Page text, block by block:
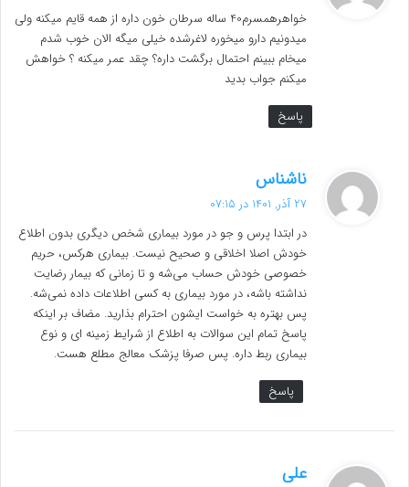
خواهرهمسرم40 ساله سرطان خون داره از همه قایم میکنه ولی
میدونیم دارو میخوره لاغرشده خیلی میگه الان خوب شدم
میخام ببینم احتمال برگشت داره؟ چقد عمر میکنه ؟ خواهش
میکنم جواب بدید
پاسخ
ناشناس
ف
:
27 آذر, 1401 در 07:15
در ابتدا پرس و جو در مورد بیماری شخص دیگری بدون اطلاع
خودش اصلا اخلاقی و صحیح نیست. بیماری هرکس، حریم
خصوصی خودش حساب می‌شه و تا زمانی که بیمار رضایت
نداشته باشه، در مورد بیماری به کسی اطلاعات داده نمی‌شه.
پس بهتره به خواست ایشون احترام بذارید. مضاف بر اینکه
پاسخ تمام این سوالات به اطلاع از شرایط زمینه ای و نوع
بیماری ربط داره. پس صرفا پزشک معالج مطلع هست.
پاسخ
علی